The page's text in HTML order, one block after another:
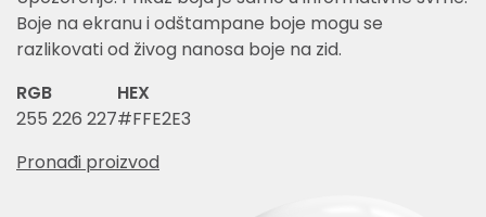
Boje na ekranu i odštampane boje mogu se
razlikovati od živog nanosa boje na zid.
RGB
255 226 227
HEX
#FFE2E3
Pronađi proizvod